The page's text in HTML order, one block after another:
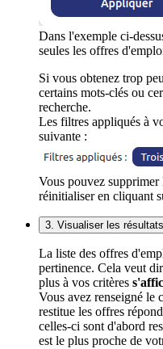
Dans l'exemple ci-
seules les offres
Si vous obtenez trop
certains mots-clés ou
recherche.
Les filtres appliqués à
suivante :
Vous pouvez
réinitialiser en cliquant
3. Visualiser les
La liste des offres
pertinence. Cela veut
plus à vos critères
Vous avez renseigné le
restitue les offres
celles-ci sont d'abord
est le plus proche de